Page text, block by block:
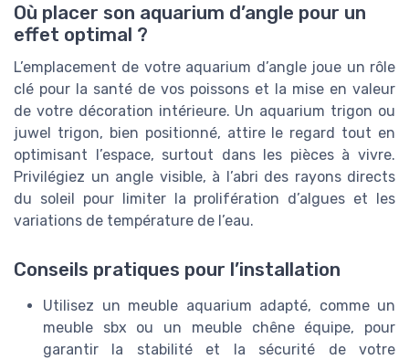
Où placer son aquarium d’angle pour un
effet optimal ?
L’emplacement de votre aquarium d’angle joue un rôle
clé pour la santé de vos poissons et la mise en valeur
de votre décoration intérieure. Un aquarium trigon ou
juwel trigon, bien positionné, attire le regard tout en
optimisant l’espace, surtout dans les pièces à vivre.
Privilégiez un angle visible, à l’abri des rayons directs
du soleil pour limiter la prolifération d’algues et les
variations de température de l’eau.
Conseils pratiques pour l’installation
Utilisez un meuble aquarium adapté, comme un
meuble sbx ou un meuble chêne équipe, pour
garantir la stabilité et la sécurité de votre